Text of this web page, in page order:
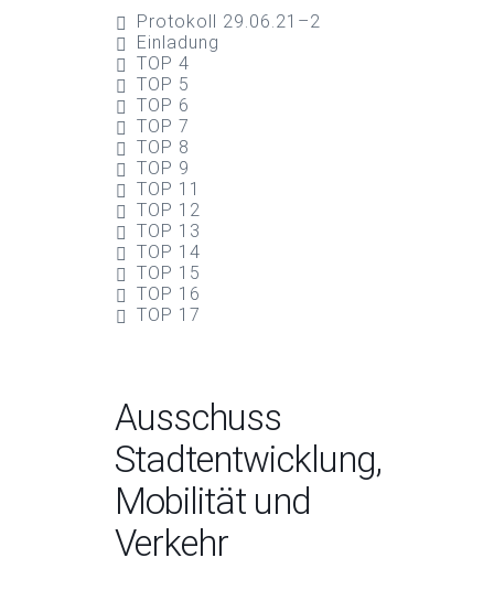
Protokoll 29.06.21–2
Einladung
TOP 4
TOP 5
TOP 6
TOP 7
TOP 8
TOP 9
TOP 11
TOP 12
TOP 13
TOP 14
TOP 15
TOP 16
TOP 17
Ausschuss
Stadtentwicklung,
Mobilität und
Verkehr